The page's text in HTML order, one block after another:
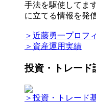
手法を駆使してま
に立てる情報を発
＞近藤勇一プロフ
＞資産運用実績
投資・トレード
＞投資・トレード